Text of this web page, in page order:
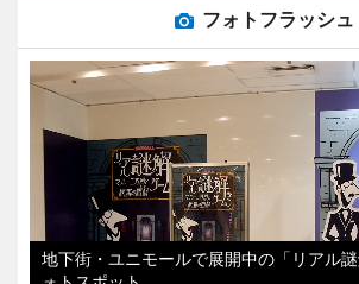
フォトフラッシュ
地下街・ユニモールで展開中の「リアル